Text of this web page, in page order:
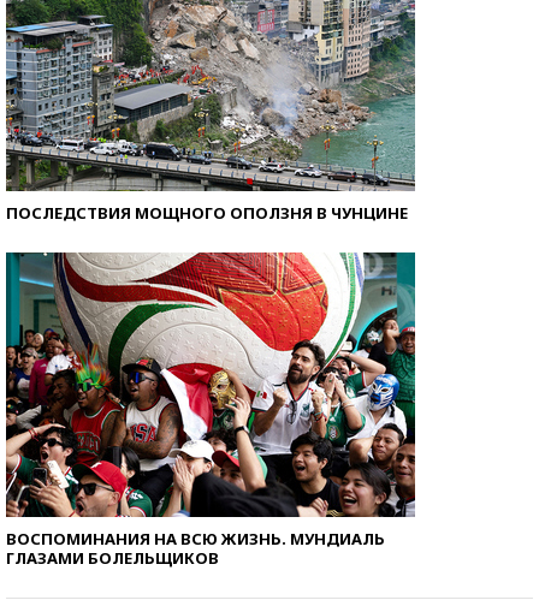
ПОСЛЕДСТВИЯ МОЩНОГО ОПОЛЗНЯ В ЧУНЦИНЕ
ВОСПОМИНАНИЯ НА ВСЮ ЖИЗНЬ. МУНДИАЛЬ
ГЛАЗАМИ БОЛЕЛЬЩИКОВ